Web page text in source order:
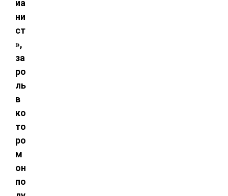
иа
ни
ст
»,
за
ро
ль
в
ко
то
ро
м
он
по